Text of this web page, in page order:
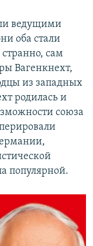
ведущими
оба стали
сам
Вагенкнехт,
из западных
родилась и
союза
популярной.